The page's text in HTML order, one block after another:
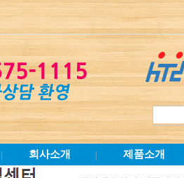
회사소개 제품소개